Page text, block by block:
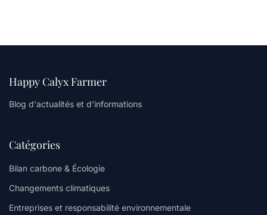
Happy Calyx Farmer
Blog d'actualités et d'informations
Catégories
Bilan carbone & Écologie
Changements climatiques
Entreprises et responsabilité environnementale